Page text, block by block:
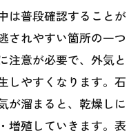
は普段確認することが
されやすい箇所の一つ
注意が必要で、外気と
しやすくなります。石
が溜まると、乾燥しに
増殖していきます。表